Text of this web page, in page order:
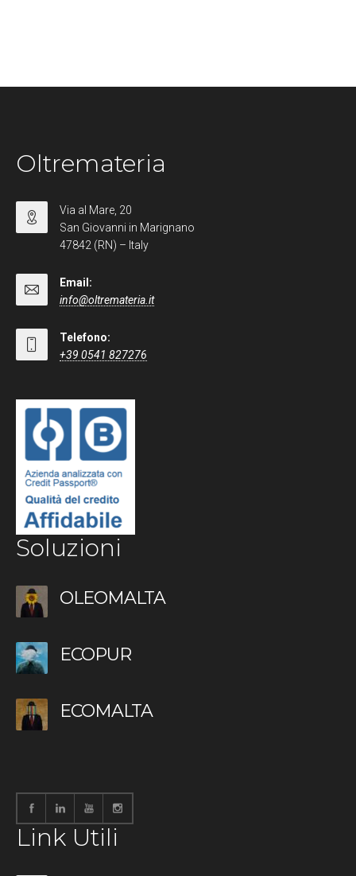
Oltremateria
Via al Mare, 20
San Giovanni in Marignano
47842 (RN) – Italy
Email:
info@oltremateria.it
Telefono:
+39 0541 827276
Soluzioni
OLEOMALTA
ECOPUR
ECOMALTA
Link Utili